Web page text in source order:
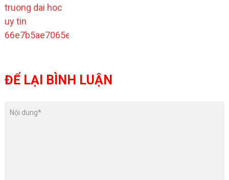
ĐỂ LẠI BÌNH LUẬN